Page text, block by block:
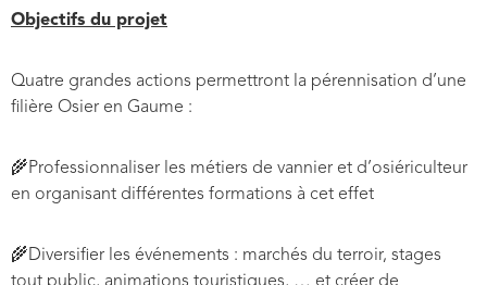
Objectifs du projet
Quatre grandes actions permettront la pérennisation d’une
filière Osier en Gaume :
🌾Professionnaliser les métiers de vannier et d’osiériculteur
en organisant différentes formations à cet effet
🌾Diversifier les événements : marchés du terroir, stages